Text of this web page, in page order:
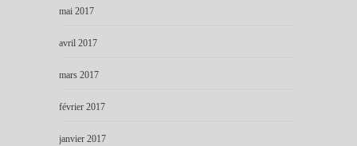
mai 2017
avril 2017
mars 2017
février 2017
janvier 2017